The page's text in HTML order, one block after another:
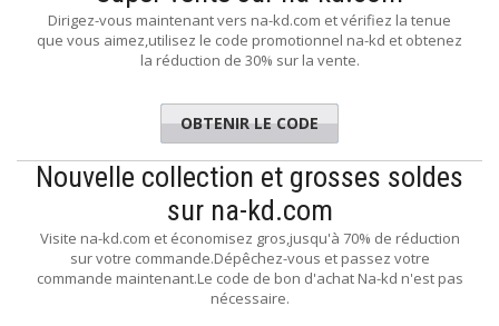
Dirigez-vous maintenant vers na-kd.com et vérifiez la tenue
que vous aimez,utilisez le code promotionnel na-kd et obtenez
la réduction de 30% sur la vente.
EXTRA30
OBTENIR LE CODE
Nouvelle collection et grosses soldes
sur na-kd.com
Visite na-kd.com et économisez gros,jusqu'à 70% de réduction
sur votre commande.Dépêchez-vous et passez votre
commande maintenant.Le code de bon d'achat Na-kd n'est pas
nécessaire.